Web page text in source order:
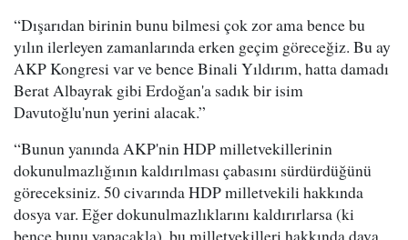
“Dışarıdan birinin bunu bilmesi çok zor ama bence bu
yılın ilerleyen zamanlarında erken geçim göreceğiz. Bu ay
AKP Kongresi var ve bence Binali Yıldırım, hatta damadı
Berat Albayrak gibi Erdoğan'a sadık bir isim
Davutoğlu'nun yerini alacak.”
“Bunun yanında AKP'nin HDP milletvekillerinin
dokunulmazlığının kaldırılması çabasını sürdürdüğünü
göreceksiniz. 50 civarında HDP milletvekili hakkında
dosya var. Eğer dokunulmazlıklarını kaldırırlarsa (ki
bence bunu yapacakla), bu milletvekilleri hakkında dava